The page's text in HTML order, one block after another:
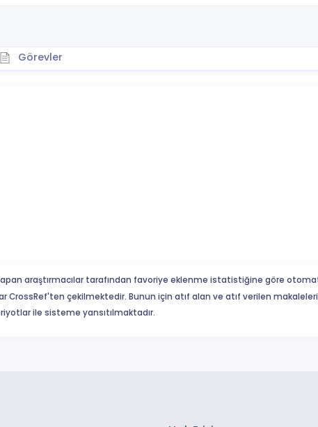
Görevler
araştırmacılar tarafından favoriye eklenme istatistiğine göre
CrossRef'ten çekilmektedir. Bunun için atıf alan ve atıf verilen
ile sisteme yansıtılmaktadır.